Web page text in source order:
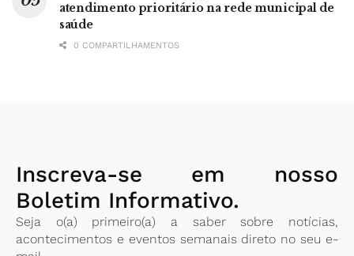
atendimento prioritário na rede municipal de
saúde
0 COMPARTILHAMENTOS
Inscreva-se em nosso
Boletim Informativo.
Seja o(a) primeiro(a) a saber sobre notícias,
acontecimentos e eventos semanais direto no seu e-